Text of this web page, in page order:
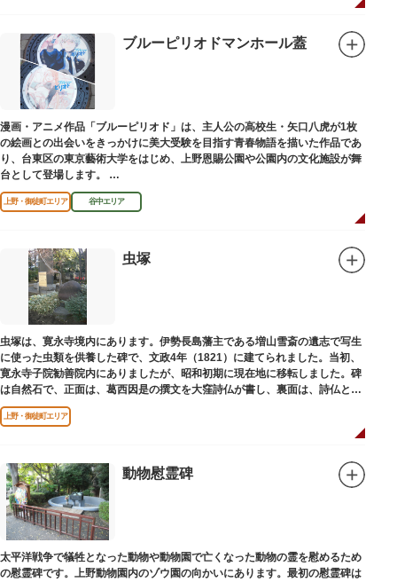
とよばれる、作品の舞台を紹介した古地図やポストカード、扇子など様々な
ブルーピリオドマンホール蓋
漫画・アニメ作品「ブルーピリオド」は、主人公の高校生・矢口八虎が1枚
の絵画との出会いをきっかけに美大受験を目指す青春物語を描いた作品であ
り、台東区の東京藝術大学をはじめ、上野恩賜公園や公園内の文化施設が舞
台として登場します。
区にゆかりのある本作品を通して、新たな観光スポット創出による誘客促進
と区内観光客の回遊性向上を図るため、こちらのマンホール蓋を設置しまし
設置年月日：令和4年3月1日
上野・御徒町エリア 谷中エリア
虫塚
虫塚は、寛永寺境内にあります。伊勢長島藩主である増山雪斎の遺志で写生
に使った虫類を供養した碑で、文政4年（1821）に建てられました。当初、
寛永寺子院勧善院内にありましたが、昭和初期に現在地に移転しました。碑
は自然石で、正面は、葛西因是の撰文を大窪詩仏が書し、裏面は、詩仏と菊
池五山の自筆の詩が刻まれています。
上野・御徒町エリア
動物慰霊碑
太平洋戦争で犠牲となった動物や動物園で亡くなった動物の霊を慰めるため
の慰霊碑です。上野動物園内のゾウ園の向かいにあります。最初の慰霊碑は